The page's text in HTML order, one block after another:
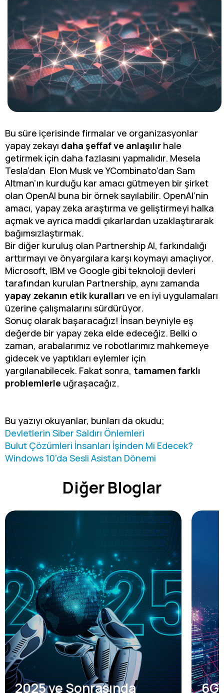
Bu süre içerisinde firmalar ve organizasyonlar
yapay zekayı daha şeffaf ve anlaşılır hale
getirmek için daha fazlasını yapmalıdır. Mesela
Tesla’dan Elon Musk ve YCombinato’dan Sam
Altman’ın kurduğu kar amacı gütmeyen bir şirket
olan OpenAI buna bir örnek sayılabilir. OpenAI’nin
amacı, yapay zeka araştırma ve geliştirmeyi halka
açmak ve ayrıca maddi çıkarlardan uzaklaştırarak
bağımsızlaştırmak.
Bir diğer kuruluş olan Partnership AI, farkındalığı
arttırmayı ve önyargılara karşı koymayı amaçlıyor.
Microsoft, IBM ve Google gibi teknoloji devleri
tarafından kurulan Partnership, aynı zamanda
yapay zekanın etik kuralları ve en iyi uygulamaları
üzerine çalışmalarını sürdürüyor.
Sonuç olarak başaracağız! İnsan beyniyle eş
değerde bir yapay zeka elde edeceğiz. Belki o
zaman, arabalarımız ve robotlarımız mahkemeye
gidecek ve yaptıkları eylemler için
yargılanabilecek. Fakat sonra, tamamen farklı
problemlerle uğraşacağız.
Bu yazıyı okuyanlar, bunları da okudu;
Devletlerin Siber Saldırı Önlemleri
Bulut Çözümleri İnsanları İşinden Mi Edecek?
Windows 10'da Sesli Asistan Dönemi
Diğer Bloglar
2025 ve Sonrasında